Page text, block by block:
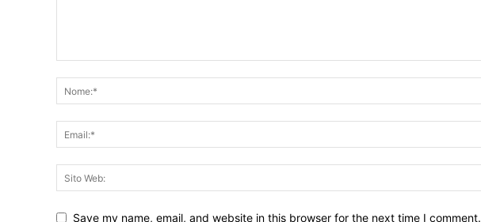
Save my name, email, and website in this browser for the next time I comment.